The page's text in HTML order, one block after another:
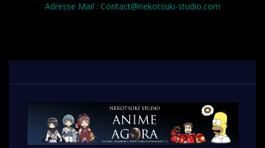
Adresse Mail : Contact@nekotsuki-studio.com